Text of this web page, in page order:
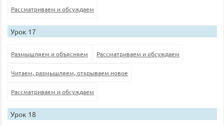
Рассматриваем и обсуждаем
Урок 17
Размышляем и объясняем Рассматриваем и обсуждаем
Читаем, размышляем, открываем новое
Рассматриваем и обсуждаем
Урок 18